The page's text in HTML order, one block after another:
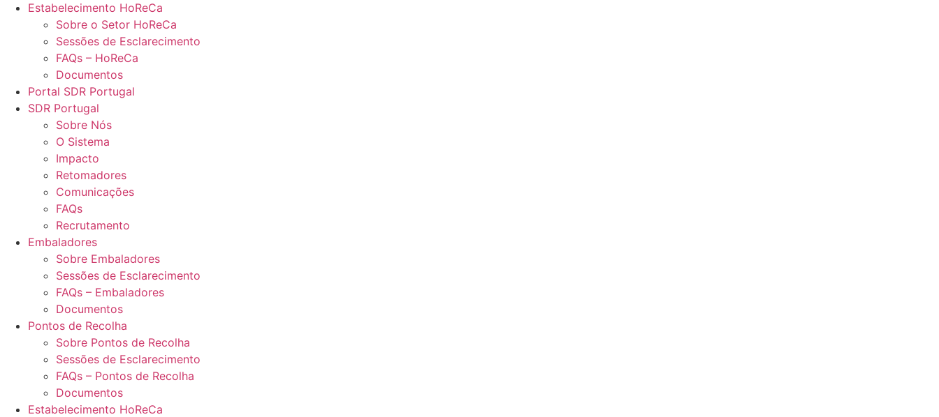
Estabelecimento HoReCa
Sobre o Setor HoReCa
Sessões de Esclarecimento
FAQs – HoReCa
Documentos
Portal SDR Portugal
SDR Portugal
Sobre Nós
O Sistema
Impacto
Retomadores
Comunicações
FAQs
Recrutamento
Embaladores
Sobre Embaladores
Sessões de Esclarecimento
FAQs – Embaladores
Documentos
Pontos de Recolha
Sobre Pontos de Recolha
Sessões de Esclarecimento
FAQs – Pontos de Recolha
Documentos
Estabelecimento HoReCa